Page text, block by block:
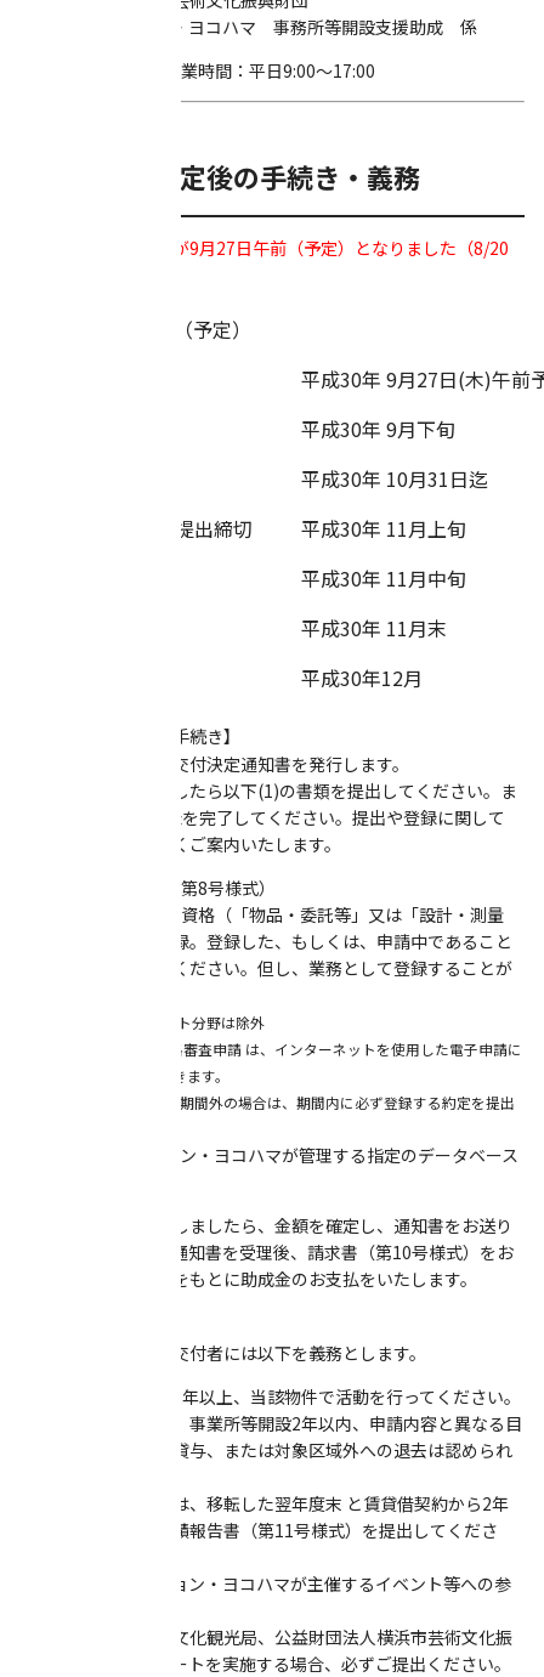
アーツコミッション・ヨコハマ 事務所等開設支援助成 係
*持ち込みの場合の営業時間：平日9:00～17:00
■助成交付決定後の手続き・義務
※審査会・面談日程が9月27日午前（予定） となりました（8/20
【スケジュール】（予定）
平成30年 9月27日(木)午前
平成30年 9月下旬
平成30年 10月31日迄
入居実績報告書等提出締切
平成30年 11月上旬
平成30年 11月中旬
平成30年 11月末
平成30年12月
【助成交付決定後の手続き】
審査会終了後、助成交付決定通知書を発行します。
通知書を受け取りましたら以下(1)の書類を提出してください。ま
た、以下(2)(3)の登録を完了してください。提出や登録に関して
は、スタッフが詳しくご案内いたします。
(1) 入居実績報告書（第8号様式）
(2) 横浜市の入札参加資格（「物品・委託等」又は「設計・測量
等」の区分）への登録。登録した、もしくは、申請中であること
を示す書類をご提出ください。但し、業務として登録することが
※原則、新進アーティスト分野は除外
※ 横浜市の入札参加資格審査申請 は、インターネットを使用した電子申請に
随時行うことが できます。
※入札参加資格審査申請期間外の場合は、期間内に必ず登録する約定を提出
(3) アーツコミッション・ヨコハマが管理する指定のデータベース
上記の手続きが終了しましたら、金額を確定し、通知書をお送り
します。交付者は、通知書を受理後、請求書（第10号様式）をお
送りください。それをもとに助成金のお支払をいたします。
支払完了後、助成金交付者には以下を義務とします。
① 移転した日から2年以上、当該物件で活動を行ってください。
助成金を受けた場合、事業所等開設2年以内、申請内容と異なる目
的での物件使用、再貸与、または対象区域外への退去は認められ
② 交付を受けた方は、移転した翌年度末 と賃貸借契約から2年
経過した際に活動実績報告書（第11号様式）を提出してくださ
③ アーツコミッション・ヨコハマが主催するイベント等への参
④ 移転後、横浜市文化観光局、公益財団法人横浜市芸術文化振
興財団が調査アンケートを実施する場合、必ずご提出ください。